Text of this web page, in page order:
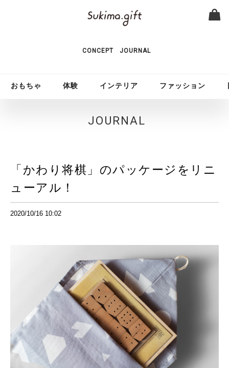
CONCEPT JOURNAL
おもちゃ 体験 インテリア ファッション
JOURNAL
「かわり将棋」のパッケージをリニ
ューアル！
2020/10/16 10:02